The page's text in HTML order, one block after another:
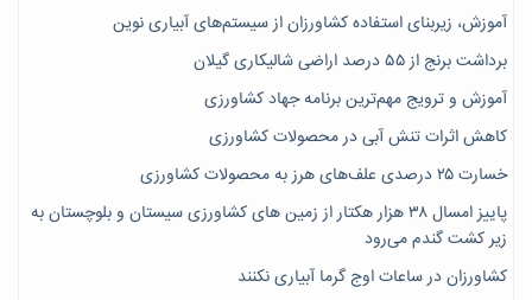
آموزش، زیربنای استفاده کشاورزان از سیستم‌های آبیاری نوین
برداشت برنج از ۵۵ درصد اراضی شالیکاری گیلان
آموزش و ترویج مهم‌ترین برنامه جهاد کشاورزی
کاهش اثرات تنش آبی در محصولات کشاورزی
خسارت ۲۵ درصدی علف‌های هرز به محصولات کشاورزی
پاییز امسال ۳۸ هزار هکتار از زمین های کشاورزی سیستان و بلوچستان به
زیر کشت گندم می‌رود
کشاورزان در ساعات اوج گرما آبیاری نکنند